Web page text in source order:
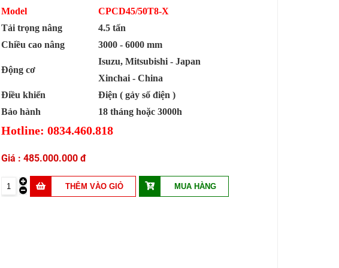
Model
CPCD45/50T8-X
Tải trọng nâng
4.5 tấn
Chiều cao nâng
3000 - 6000 mm
Động cơ
Isuzu, Mitsubishi - Japan
Xinchai - China
Điều khiển
Điện ( gảy số điện )
Bảo hành
18 tháng hoặc 3000h
Hotline: 0834.460.818
485.000.000 đ